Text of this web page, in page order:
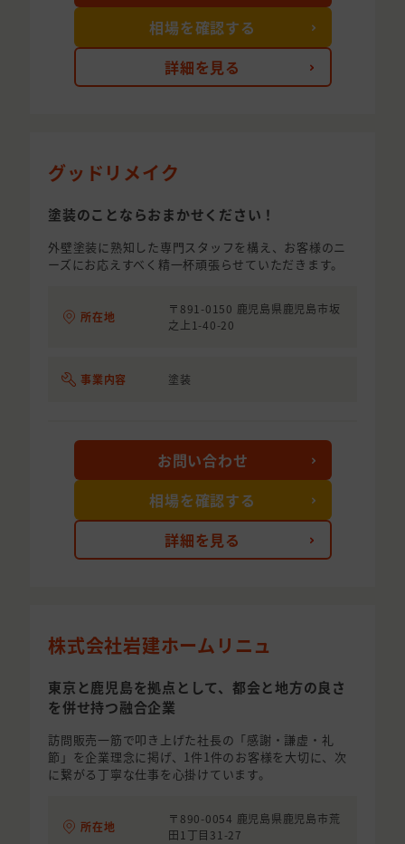
詳細を見る
相場を確認する
グッドリメイク
塗装のことならおまかせください！
外壁塗装に熟知した専門スタッフを構え、お客様のニ
ーズにお応えすべく精一杯頑張らせていただきます。
所在地
〒891-0150 鹿児島県鹿児島市坂
之上1-40-20
事業内容 塗装
詳細を見る
お問い合わせ
相場を確認する
株式会社岩建ホームリニュ
東京と鹿児島を拠点として、都会と地方の良さ
を併せ持つ融合企業
訪問販売一筋で叩き上げた社長の「感謝・謙虚・礼
節」を企業理念に掲げ、1件1件のお客様を大切に、次
に繋がる丁寧な仕事を心掛けています。
所在地
〒890-0054 鹿児島県鹿児島市荒
田1丁目31-27